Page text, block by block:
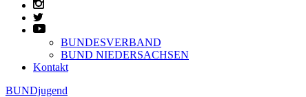
BUNDESVERBAND
BUND NIEDERSACHSEN
Kontakt
BUNDjugend